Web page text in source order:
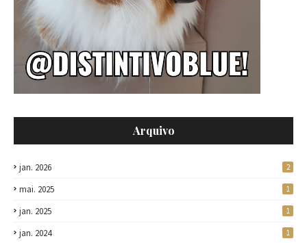
Arquivo
jan. 2026 2
mai. 2025 1
jan. 2025 1
jan. 2024 1